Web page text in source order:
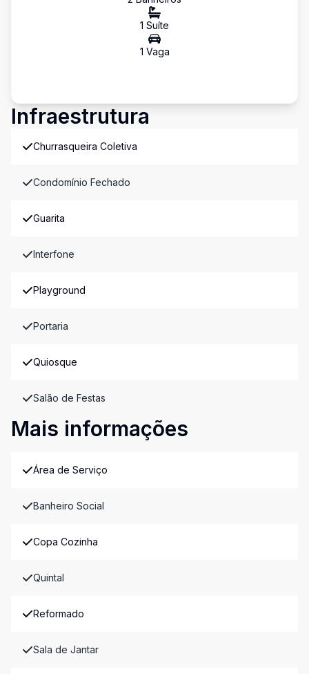
1 Suíte
1 Vaga
Infraestrutura
Churrasqueira Coletiva
Condomínio Fechado
Guarita
Interfone
Playground
Portaria
Quiosque
Salão de Festas
Mais informações
Área de Serviço
Banheiro Social
Copa Cozinha
Quintal
Reformado
Sala de Jantar